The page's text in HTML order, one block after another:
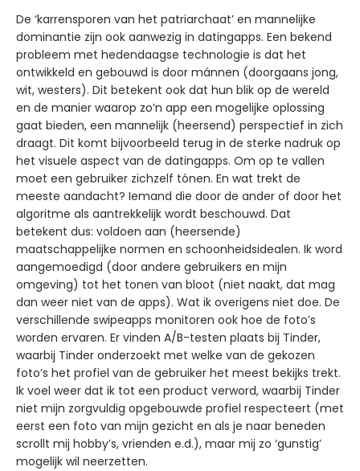
De ‘karrensporen van het patriarchaat’ en mannelijke
dominantie zijn ook aanwezig in datingapps. Een bekend
probleem met hedendaagse technologie is dat het
ontwikkeld en gebouwd is door mánnen (doorgaans jong,
wit, westers). Dit betekent ook dat hun blik op de wereld
en de manier waarop zo’n app een mogelijke oplossing
gaat bieden, een mannelijk (heersend) perspectief in zich
draagt. Dit komt bijvoorbeeld terug in de sterke nadruk op
het visuele aspect van de datingapps. Om op te vallen
moet een gebruiker zichzelf tónen. En wat trekt de
meeste aandacht? Iemand die door de ander of door het
algoritme als aantrekkelijk wordt beschouwd. Dat
betekent dus: voldoen aan (heersende)
maatschappelijke normen en schoonheidsidealen. Ik word
aangemoedigd (door andere gebruikers en mijn
omgeving) tot het tonen van bloot (niet naakt, dat mag
dan weer niet van de apps). Wat ik overigens niet doe. De
verschillende swipeapps monitoren ook hoe de foto’s
worden ervaren. Er vinden A/B-testen plaats bij Tinder,
waarbij Tinder onderzoekt met welke van de gekozen
foto’s het profiel van de gebruiker het meest bekijks trekt.
Ik voel weer dat ik tot een product verword, waarbij Tinder
niet mijn zorgvuldig opgebouwde profiel respecteert (met
eerst een foto van mijn gezicht en als je naar beneden
scrollt mij hobby’s, vrienden e.d.), maar mij zo ‘gunstig’
mogelijk wil neerzetten.